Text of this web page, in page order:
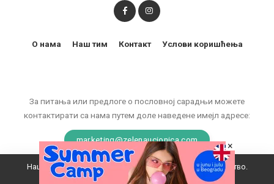
За питања или предлоге о пословној сарадњи можете
контактирати са нама путем доле наведене имејл адресе:
marketing@zelenaucionica.com
О нама Наш тим Контакт Услови коришћења
Наш вебсајт користи колачиће да побољша ваше искуство.
×